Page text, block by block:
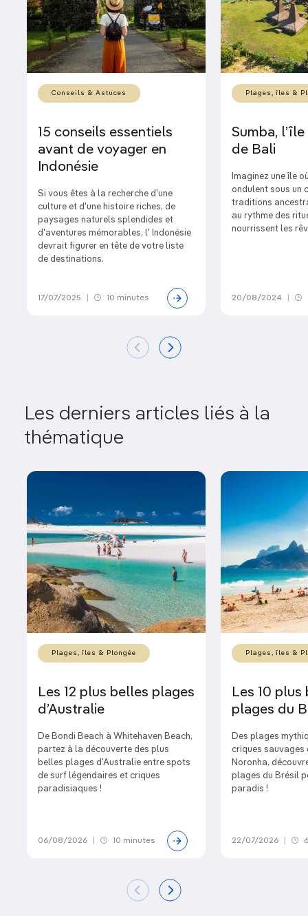
Conseils & Astuces
15 conseils essentiels
avant de voyager en
Indonésie
Si vous êtes à la recherche d'une
culture et d'une histoire riches, de
paysages naturels splendides et
d'aventures mémorables, l' Indonésie
devrait figurer en tête de votre liste
de destinations.
17/07/2025 10 minutes
Plages, îles &
Sumba,
de Bali
Imaginez une île
ondulent sous un
traditions
au rythme des
nourrissent les
20/08/2024
Les derniers articles liés à la
thématique
Plages, îles & Plongée
Les 12 plus belles plages
d’Australie
De Bondi Beach à Whitehaven Beach,
partez à la découverte des plus
belles plages d'Australie entre spots
de surf légendaires et criques
paradisiaques !
06/08/2026 10 minutes
Plages, îles &
Les 10 plus
plages du
Des plages
criques sauvages
Noronha,
plages du Brésil
paradis !
22/07/2026